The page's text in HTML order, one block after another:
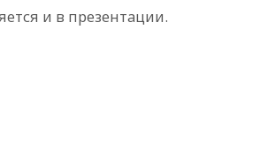
и в презентации.